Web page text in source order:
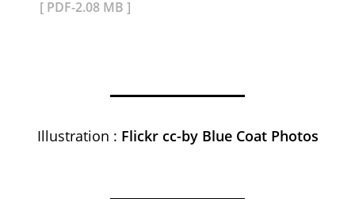
[ PDF-2.08 MB ]
Illustration : Flickr cc-by Blue Coat Photos